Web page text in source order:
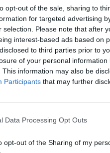
opt-out of the sale, sharing to
for targeted advertising
selection. Please note that after
interest-based ads based on
to third parties prior to
of your personal
This information may also be
Participants that may further
Data Processing Opt Outs
opt-out of the Sharing of my
in precedenza?
tedeschi tutti gli altri
di migrazione fosse
L’espressione
proprio dalla
genere nei paesi
politologo, “è stato un
complessive”. La
ma poi anche lei ha